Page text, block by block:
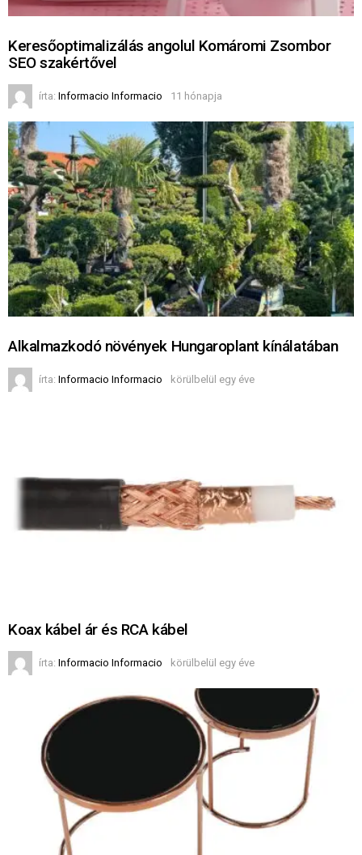
Keresőoptimalizálás angolul Komáromi Zsombor
SEO szakértővel
írta: Informacio Informacio 11 hónapja
Alkalmazkodó növények Hungaroplant kínálatában
írta: Informacio Informacio körülbelül egy éve
Koax kábel ár és RCA kábel
írta: Informacio Informacio körülbelül egy éve